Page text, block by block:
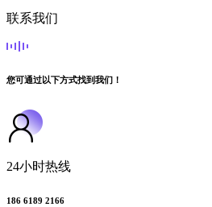
联系我们
您可通过以下方式找到我们！
24小时热线
186 6189 2166